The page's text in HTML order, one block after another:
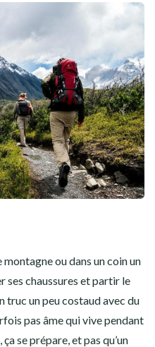
ou dans un coin un
ses chaussures et partir le
truc un peu costaud avec du
pas âme qui vive pendant
se prépare, et pas qu’un